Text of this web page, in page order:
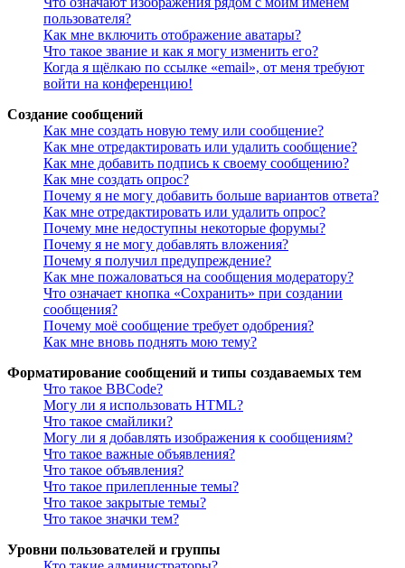
пользователя?
Как мне включить отображение аватары?
Что такое звание и как я могу изменить его?
Когда я щёлкаю по ссылке «email», от меня требуют
войти на конференцию!
Создание сообщений
Как мне создать новую тему или сообщение?
Как мне отредактировать или удалить сообщение?
Как мне добавить подпись к своему сообщению?
Как мне создать опрос?
Почему я не могу добавить больше вариантов ответа?
Как мне отредактировать или удалить опрос?
Почему мне недоступны некоторые форумы?
Почему я не могу добавлять вложения?
Почему я получил предупреждение?
Как мне пожаловаться на сообщения модератору?
Что означает кнопка «Сохранить» при создании
сообщения?
Почему моё сообщение требует одобрения?
Как мне вновь поднять мою тему?
Форматирование сообщений и типы создаваемых тем
Что такое BBCode?
Могу ли я использовать HTML?
Что такое смайлики?
Могу ли я добавлять изображения к сообщениям?
Что такое важные объявления?
Что такое объявления?
Что такое прилепленные темы?
Что такое закрытые темы?
Что такое значки тем?
Уровни пользователей и группы